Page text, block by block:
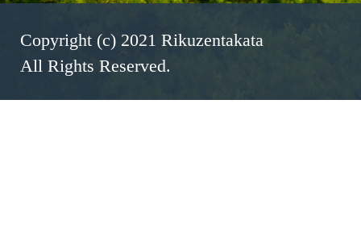
Copyright (c) 2021 Rikuzentakata
All Rights Reserved.